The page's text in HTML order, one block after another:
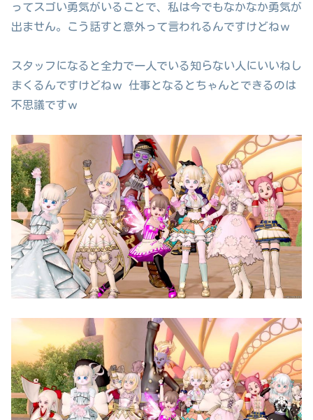
ってスゴい勇気がいることで、私は今でもなかなか勇気が
出ません。こう話すと意外って言われるんですけどねｗ
スタッフになると全力で一人でいる知らない人にいいねし
まくるんですけどねｗ 仕事となるとちゃんとできるのは
不思議ですｗ